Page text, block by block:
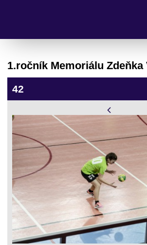
1.ročník Memoriálu Zdeňka
42